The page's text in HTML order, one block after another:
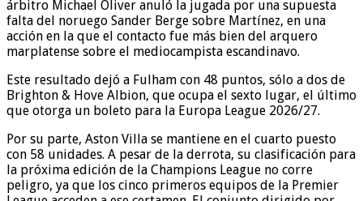
árbitro Michael Oliver anuló la jugada por una supuesta
falta del noruego Sander Berge sobre Martínez, en una
acción en la que el contacto fue más bien del arquero
marplatense sobre el mediocampista escandinavo.
Este resultado dejó a Fulham con 48 puntos, sólo a dos de
Brighton & Hove Albion, que ocupa el sexto lugar, el último
que otorga un boleto para la Europa League 2026/27.
Por su parte, Aston Villa se mantiene en el cuarto puesto
con 58 unidades. A pesar de la derrota, su clasificación para
la próxima edición de la Champions League no corre
peligro, ya que los cinco primeros equipos de la Premier